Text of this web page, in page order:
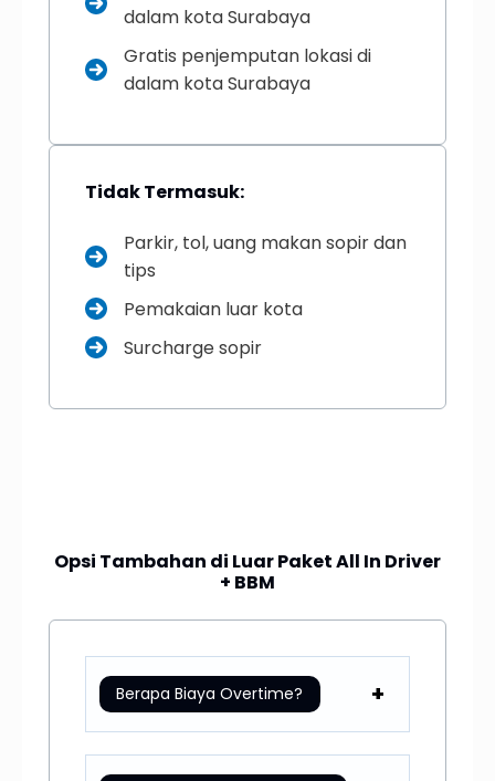
dalam kota Surabaya
Gratis penjemputan lokasi di
dalam kota Surabaya
Tidak Termasuk:
Parkir, tol, uang makan sopir dan
tips
Pemakaian luar kota
Surcharge sopir
Opsi Tambahan di Luar Paket All In Driver
+ BBM
Berapa Biaya Overtime?